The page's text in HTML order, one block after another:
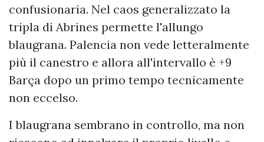
confusionaria. Nel caos generalizzato la
tripla di Abrines permette l'allungo
blaugrana. Palencia non vede letteralmente
più il canestro e allora all'intervallo è +9
Barça dopo un primo tempo tecnicamente
non eccelso.
I blaugrana sembrano in controllo, ma non